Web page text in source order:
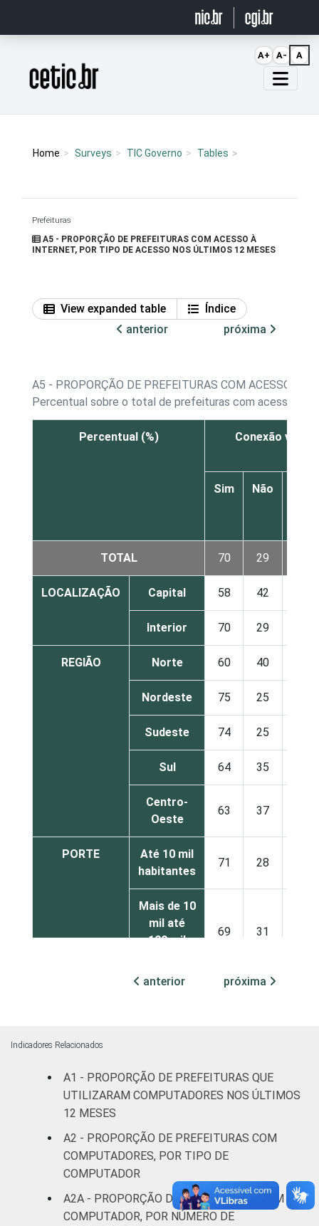
Página inicial
Home Surveys TIC Governo Tables
Prefeituras
A5 - PROPORÇÃO DE PREFEITURAS COM ACESSO À
INTERNET, POR TIPO DE ACESSO NOS ÚLTIMOS 12 MESES
View expanded table
Índice
anterior
próxima
A5 - PROPORÇÃO DE PREFEITURAS COM ACESSO À
Percentual sobre o total de prefeituras com acesso à
Percentual (%) Conexão via
Sim Não
TOTAL 70 29
LOCALIZAÇÃO Capital 58 42
Interior 70 29
REGIÃO Norte 60 40
Nordeste 75 25
Sudeste 74 25
Sul 64 35
Centro-
Oeste
63 37
PORTE
Até 10 mil
habitantes
71 28
Mais de 10
mil até
100 mil
69 31
Mais de
habitantes
¹Base: 5.569 prefeituras que declararam ter
acesso à Internet nos últimos 12 meses.
Respostas múltilplas e estimuladas. Dados
coletados entre julho e outubro de 2015.
anterior próxima
Indicadores Relacionados
A1 - PROPORÇÃO DE PREFEITURAS QUE
UTILIZARAM COMPUTADORES NOS ÚLTIMOS
12 MESES
A2 - PROPORÇÃO DE PREFEITURAS COM
COMPUTADORES, POR TIPO DE
COMPUTADOR
A2A - PROPORÇÃO DE PREFEITURAS COM
COMPUTADOR, POR NÚMERO DE
A+ A- A